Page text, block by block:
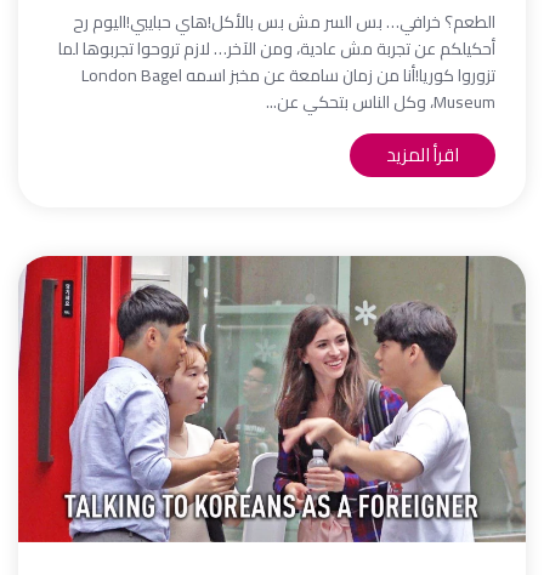
الطعم؟ خرافي… بس السر مش بس بالأكل!هاي حبايبي!اليوم رح
أحكيلكم عن تجربة مش عادية، ومن الآخر… لازم تروحوا تجربوها لما
تزوروا كوريا!أنا من زمان سامعة عن مخبز اسمه London Bagel
Museum، وكل الناس بتحكي عن...
اقرأ المزيد